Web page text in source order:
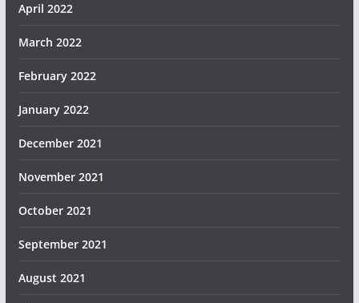
April 2022
March 2022
February 2022
January 2022
December 2021
November 2021
October 2021
September 2021
August 2021